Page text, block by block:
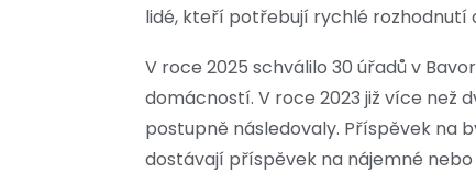
lidé, kteří potřebují rychlé
V roce 2025 schválilo 30 úřadů v
domácností. V roce 2023 již více než
postupně následovaly. Příspěvek na
dostávají příspěvek na nájemné